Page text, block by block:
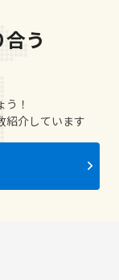
う
！
紹介しています